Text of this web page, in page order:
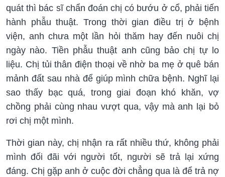
quát thì bác sĩ chẩn đoán chị có bướu ở cổ, phải tiến
hành phẫu thuật. Trong thời gian điều trị ở bệnh
viện, anh chưa một lần hỏi thăm hay đến nuôi chị
ngày nào. Tiền phẫu thuật anh cũng bảo chị tự lo
liệu. Chị tủi thân điện thoại về nhờ ba mẹ ở quê bán
mảnh đất sau nhà để giúp mình chữa bệnh. Nghĩ lại
sao thấy bạc quá, trong giai đoạn khó khăn, vợ
chồng phải cùng nhau vượt qua, vậy mà anh lại bỏ
rơi chị một mình.
Thời gian này, chị nhận ra rất nhiều thứ, không phải
mình đối đãi với người tốt, người sẽ trả lại xứng
đáng. Chị gặp anh ở cuộc đời chẳng qua là để trả nợ